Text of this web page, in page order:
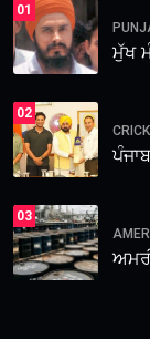
01
ਮੁੱਖ
02
03